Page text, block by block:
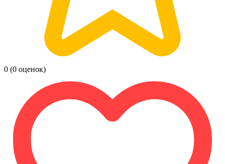
0 (0 оценок)